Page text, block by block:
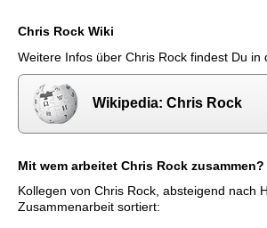
Chris Rock Wiki
Weitere Infos über Chris Rock findest Du in
Wikipedia: Chris Rock
Mit wem arbeitet Chris Rock zusammen?
Kollegen von Chris Rock, absteigend nach
Zusammenarbeit sortiert: